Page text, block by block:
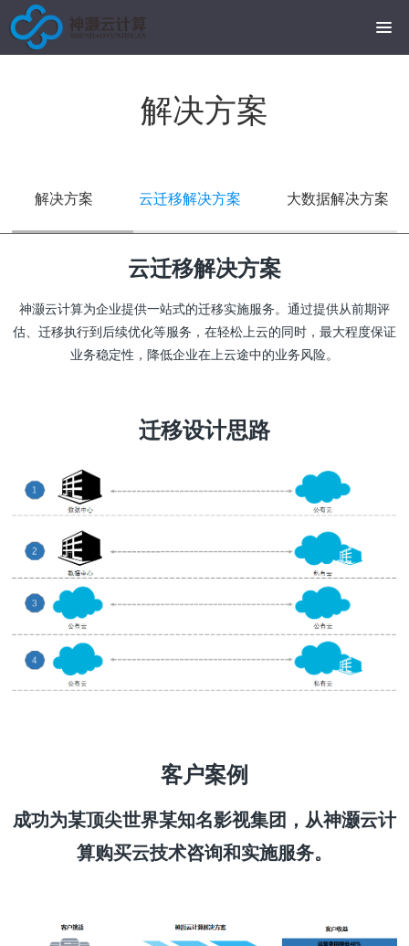
解决方案
解决方案 云迁移解决方案 大数据解决方案
云迁移解决方案
神灏云计算为企业提供一站式的迁移实施服务。通过提供从前期评
估、迁移执行到后续优化等服务，在轻松上云的同时，最大程度保证
业务稳定性，降低企业在上云途中的业务风险。
迁移设计思路
客户案例
成功为某顶尖世界某知名影视集团，从神灏云计
算购买云技术咨询和实施服务。